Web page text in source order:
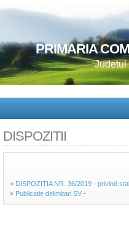
PRIMARIA
Judetul
DISPOZITII
» DISPOZITIA NR. 36/2019 - privind
» Publicatie delimitari SV -